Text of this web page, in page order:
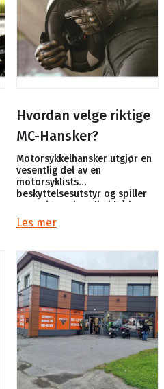
Hvordan velge riktige
MC-Hansker?
Motorsykkelhansker utgjør en
vesentlig del av en
motorsyklists
beskyttelsesutstyr og spiller
en avgjørende rolle i både
sikkerhet og komfort...
Les mer